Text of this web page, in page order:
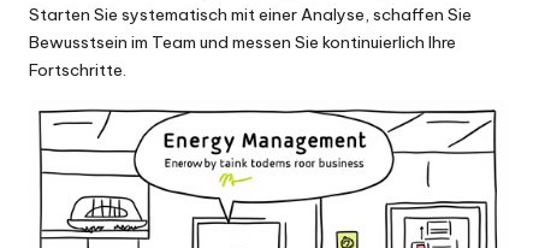
Starten Sie systematisch mit einer Analyse, schaffen Sie
Bewusstsein im Team und messen Sie kontinuierlich Ihre
Fortschritte.